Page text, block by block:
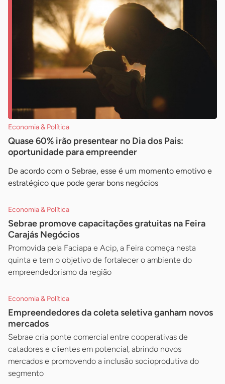
Economia & Política
Quase 60% irão presentear no Dia dos Pais:
oportunidade para empreender
De acordo com o Sebrae, esse é um momento emotivo e
estratégico que pode gerar bons negócios
Economia & Política
Sebrae promove capacitações gratuitas na Feira
Carajás Negócios
Promovida pela Faciapa e Acip, a Feira começa nesta
quinta e tem o objetivo de fortalecer o ambiente do
empreendedorismo da região
Economia & Política
Empreendedores da coleta seletiva ganham novos
mercados
Sebrae cria ponte comercial entre cooperativas de
catadores e clientes em potencial, abrindo novos
mercados e promovendo a inclusão socioprodutiva do
segmento